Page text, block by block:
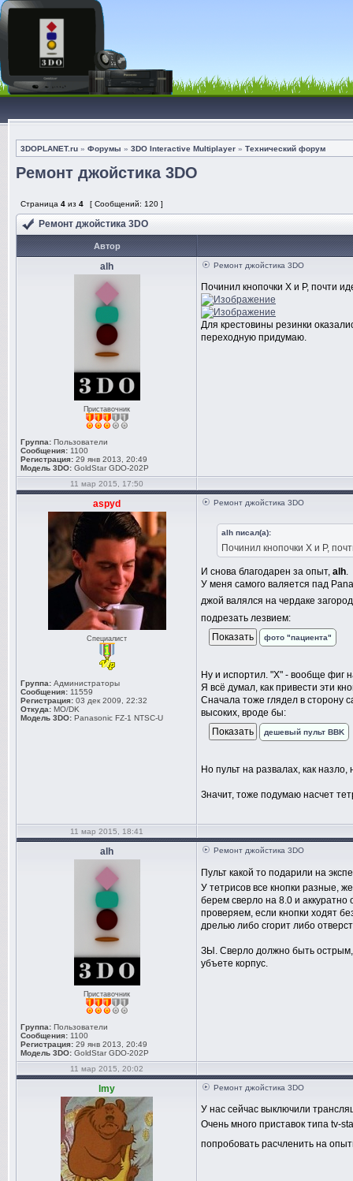
3DOPLANET.ru » Форумы » 3DO Interactive Multiplayer » Технический форум
Ремонт джойстика 3DO
Страница 4 из 4 [ Сообщений: 120 ]
Ремонт джойстика 3DO
Автор
alh
Приставочник
Группа: Пользователи
Сообщения: 1100
Регистрация: 29 янв 2013, 20:49
Модель 3DO: GoldStar GDO-202P
Ремонт джойстика 3DO
Починил кнопочки Х и Р, почти
Для крестовины резинки
переходную придумаю.
11 мар 2015, 17:50
aspyd
Специалист
Группа: Администраторы
Сообщения: 11559
Регистрация: 03 дек 2009, 22:32
Откуда: MO/DK
Модель 3DO: Panasonic FZ-1 NTSC-U
Ремонт джойстика 3DO
alh писал(а):
Починил кнопочки Х и Р,
И снова благодарен за опыт, alh.
У меня самого валяется пад
джой валялся на чердаке
подрезать лезвием:
фото "пациента"
Ну и испортил. "X" - вообще фиг
Я всё думал, как привести эти
Сначала тоже глядел в сторону
высоких, вроде бы:
дешевый пульт BBK
Но пульт на развалах, как назло,
Значит, тоже подумаю насчет
11 мар 2015, 18:41
alh
Приставочник
Группа: Пользователи
Сообщения: 1100
Регистрация: 29 янв 2013, 20:49
Модель 3DO: GoldStar GDO-202P
Ремонт джойстика 3DO
Пульт какой то подарили на
У тетрисов все кнопки разные,
берем сверло на 8.0 и
проверяем, если кнопки ходят
дрелью либо сгорит либо
ЗЫ. Сверло должно быть острым,
убъете корпус.
11 мар 2015, 20:02
lmy Ремонт джойстика 3DO
У нас сейчас выключили
Очень много приставок типа tv-
попробовать расчленить на